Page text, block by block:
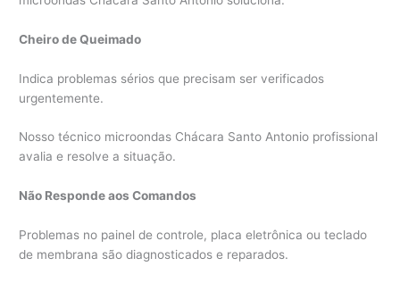
Cheiro de Queimado
Indica problemas sérios que precisam ser verificados
urgentemente.
Nosso técnico microondas Chácara Santo Antonio profissional
avalia e resolve a situação.
Não Responde aos Comandos
Problemas no painel de controle, placa eletrônica ou teclado
de membrana são diagnosticados e reparados.